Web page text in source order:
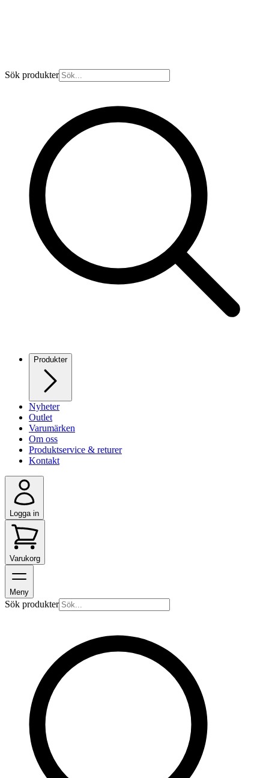
Sök produkter
Produkter
Nyheter
Outlet
Varumärken
Om oss
Produktservice & returer
Kontakt
Logga in
Varukorg
Meny
Sök produkter